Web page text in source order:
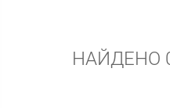
НАЙДЕНО